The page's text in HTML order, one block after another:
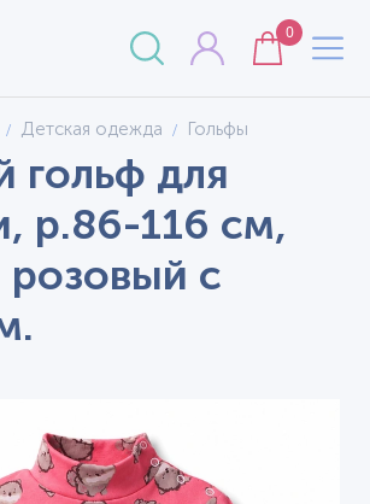
0
Детская одежда Гольфы
гольф для
р.86-116 см,
розовый с